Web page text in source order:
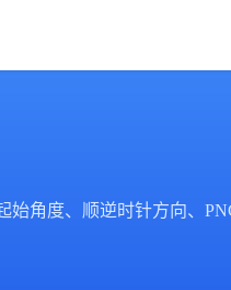
角度、顺逆时针方向、